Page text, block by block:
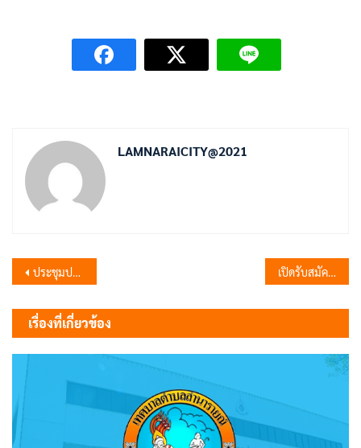
LAMNARAICITY@2021
แนะแนว
เรื่อง
ประชุมประชาคมท้องถิ่นระดับตำบล เปิดรับสมัครนักเรียนโรงเรียนผู้สูงอายุ รุ่นที่ 3 (เพิ่มเติม)
เรื่องที่เกี่ยวข้อง